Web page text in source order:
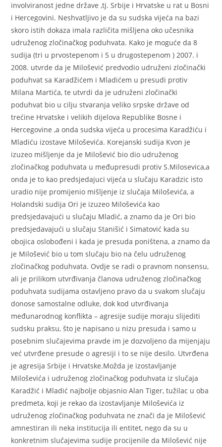
involviranost jedne države ,tj. Srbije i Hrvatske u rat u Bosni
i Hercegovini. Neshvatljivo je da su sudska vijeća na bazi
skoro istih dokaza imala različita mišljena oko učesnika
udruženog zločinačkog poduhvata. Kako je moguće da 8
sudija (tri u prvostepenom i 5 u drugostepenom ) 2007. i
2008. utvrde da je Milošević predvodio udruženi zločinački
poduhvat sa Karadžićem i Mladićem u presudi protiv
Milana Martića, te utvrdi da je udruženi zločinački
poduhvat bio u cilju stvaranja veliko srpske države od
trećine Hrvatske i velikih dijelova Republike Bosne i
Hercegovine ,a onda sudska vijeća u procesima Karadžiću i
Mladiću izostave Miloševića. Korejanski sudija Kvon je
izuzeo mišljenje da je Milošević bio dio udruženog
zločinačkog poduhvata u međupresudi protiv S.Milosevica,a
onda je to kao predsjedajuci vijeća u slučaju Karadzic isto
uradio nije promijenio mišljenje iz slučaja Miloševića, a
Holandski sudija Ori je izuzeo Miloševića kao
predsjedavajući u slučaju Mladić, a znamo da je Ori bio
predsjedavajući u slučaju Stanišić i Simatović kada su
obojica oslobođeni i kada je presuda poništena, a znamo da
je Milošević bio u tom slučaju bio na čelu udruženog
zločinačkog poduhvata. Ovdje se radi o pravnom nonsensu,
ali je prilikom utvrđivanja članova udruženog zločinačkog
poduhvata sudijama ostavljeno pravo da u svakom slučaju
donose samostalne odluke, dok kod utvrđivanja
međunarodnog konflikta – agresije sudije moraju slijediti
sudsku praksu, što je napisano u nizu presuda i samo u
posebnim slučajevima pravde im je dozvoljeno da mijenjaju
već utvrđene presude o agresiji i to se nije desilo. Utvrđena
je agresija Srbije i Hrvatske.Možda je izostavljanje
Miloševića i udruženog zločinačkog poduhvata iz slučaja
Karadžić i Mladić najbolje objasnio Alan Tiger, tužilac u oba
predmeta, koji je rekao da izostavljanje Miloševića iz
udruženog zločinačkog poduhvata ne znači da je Milošević
amnestiran ili neka institucija ili entitet, nego da su u
konkretnim slučajevima sudije procijenile da Milošević nije